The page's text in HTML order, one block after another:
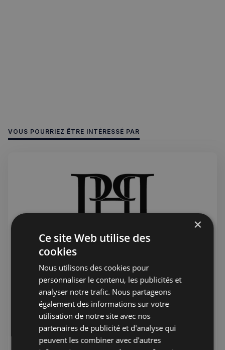
VOUS POURRIEZ ÊTRE INTÉRESSÉ PAR
Jérémie Raude-Leroy 22 juil. 2026 Public
PHP Aesthetic-Wellness et PHP
Private Medical Care - Clinique
Française sur Harley street
Le centre d'excellence britannique des soins de santé
privés, PHP Private Medical Care vous garantit les
×
Ce site Web utilise des
cookies
Nous utilisons des cookies pour
personnaliser le contenu, les publicités et
analyser notre trafic. Nous partageons
également des informations sur votre
utilisation de notre site avec nos
partenaires de publicité et d'analyse qui
peuvent les combiner avec d'autres